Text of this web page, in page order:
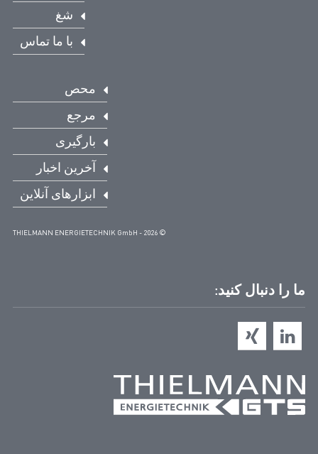
شغ
با ما تماس
محص
مرجع
بارگیری
آخرین اخبار
ابزارهای آنلاین
© THIELMANN ENERGIETECHNIK GmbH - 2026
ما را دنبال کنید: